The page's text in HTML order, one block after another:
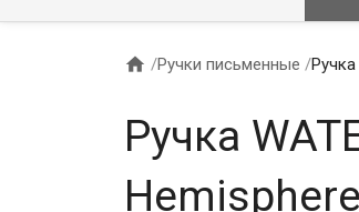
 /Ручки письменные /
Ручка